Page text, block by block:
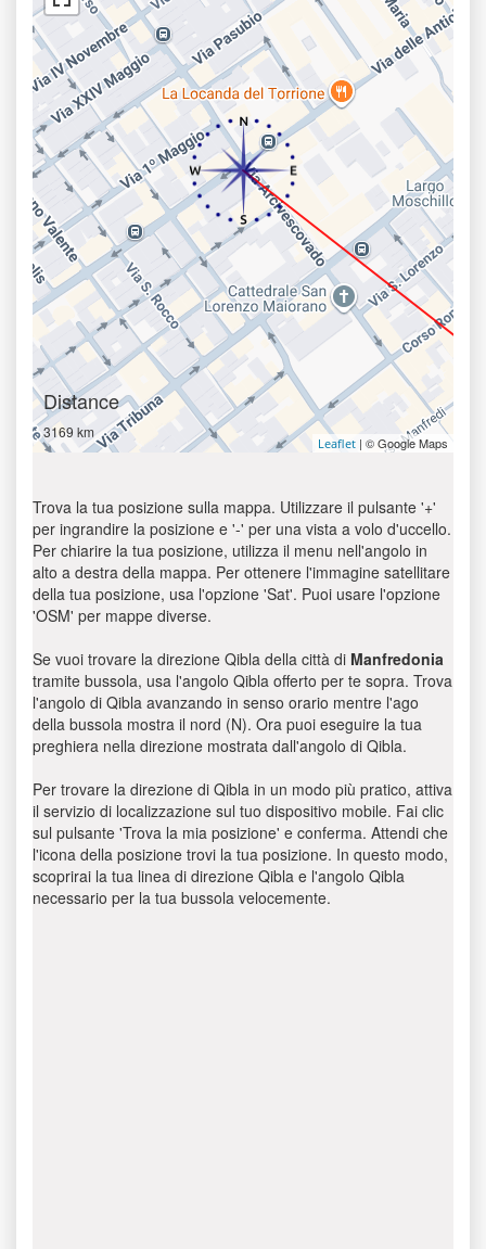
Distance
3169 km
Leaflet | © Google Maps
Trova la tua posizione sulla mappa. Utilizzare il pulsante '+'
per ingrandire la posizione e '-' per una vista a volo d'uccello.
Per chiarire la tua posizione, utilizza il menu nell'angolo in
alto a destra della mappa. Per ottenere l'immagine satellitare
della tua posizione, usa l'opzione 'Sat'. Puoi usare l'opzione
'OSM' per mappe diverse.
Se vuoi trovare la direzione Qibla della città di Manfredonia
tramite bussola, usa l'angolo Qibla offerto per te sopra. Trova
l'angolo di Qibla avanzando in senso orario mentre l'ago
della bussola mostra il nord (N). Ora puoi eseguire la tua
preghiera nella direzione mostrata dall'angolo di Qibla.
Per trovare la direzione di Qibla in un modo più pratico, attiva
il servizio di localizzazione sul tuo dispositivo mobile. Fai clic
sul pulsante 'Trova la mia posizione' e conferma. Attendi che
l'icona della posizione trovi la tua posizione. In questo modo,
scoprirai la tua linea di direzione Qibla e l'angolo Qibla
necessario per la tua bussola velocemente.